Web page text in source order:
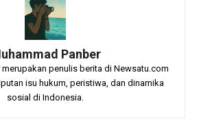
Panber
penulis berita di Newsatu.com
isu hukum, peristiwa, dan dinamika
sosial di Indonesia.